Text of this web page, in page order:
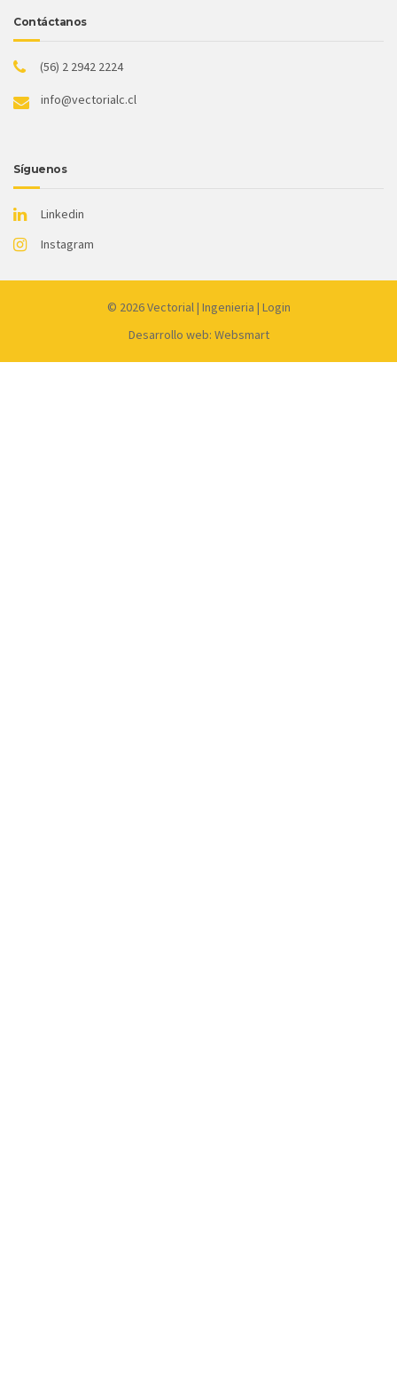
Contáctanos
(56) 2 2942 2224
info@vectorialc.cl
Síguenos
Linkedin
Instagram
© 2026Vectorial| Ingenieria | Login
Desarrollo web: Websmart